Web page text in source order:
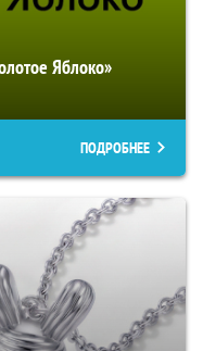
Яблоко»
ПОДРОБНЕЕ